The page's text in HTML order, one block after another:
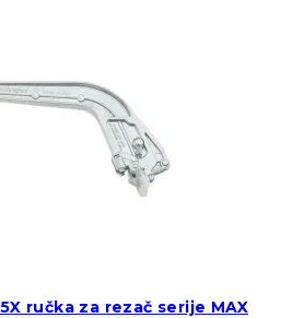
ručka za rezač serije MAX